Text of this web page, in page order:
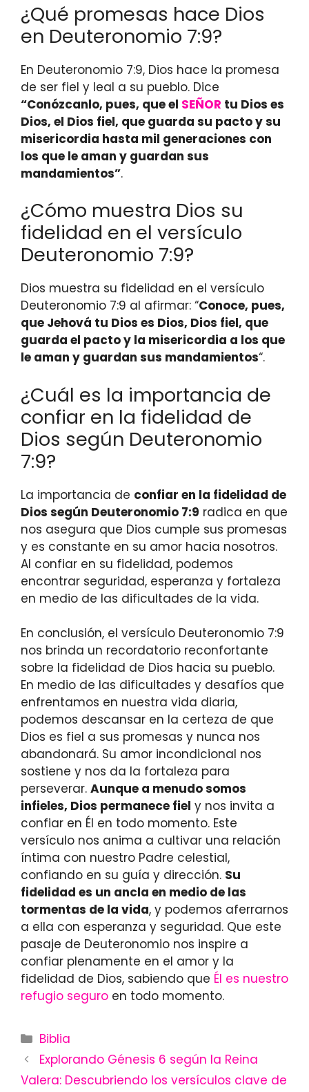
¿Qué promesas hace Dios
en Deuteronomio 7:9?
En Deuteronomio 7:9, Dios hace la promesa
de ser fiel y leal a su pueblo. Dice
“Conózcanlo, pues, que el SEÑOR tu Dios es
Dios, el Dios fiel, que guarda su pacto y su
misericordia hasta mil generaciones con
los que le aman y guardan sus
mandamientos”.
¿Cómo muestra Dios su
fidelidad en el versículo
Deuteronomio 7:9?
Dios muestra su fidelidad en el versículo
Deuteronomio 7:9 al afirmar: “Conoce, pues,
que Jehová tu Dios es Dios, Dios fiel, que
guarda el pacto y la misericordia a los que
le aman y guardan sus mandamientos“.
¿Cuál es la importancia de
confiar en la fidelidad de
Dios según Deuteronomio
7:9?
La importancia de confiar en la fidelidad de
Dios según Deuteronomio 7:9 radica en que
nos asegura que Dios cumple sus promesas
y es constante en su amor hacia nosotros.
Al confiar en su fidelidad, podemos
encontrar seguridad, esperanza y fortaleza
en medio de las dificultades de la vida.
En conclusión, el versículo Deuteronomio 7:9
nos brinda un recordatorio reconfortante
sobre la fidelidad de Dios hacia su pueblo.
En medio de las dificultades y desafíos que
enfrentamos en nuestra vida diaria,
podemos descansar en la certeza de que
Dios es fiel a sus promesas y nunca nos
abandonará. Su amor incondicional nos
sostiene y nos da la fortaleza para
perseverar. Aunque a menudo somos
infieles, Dios permanece fiel y nos invita a
confiar en Él en todo momento. Este
versículo nos anima a cultivar una relación
íntima con nuestro Padre celestial,
confiando en su guía y dirección. Su
fidelidad es un ancla en medio de las
tormentas de la vida, y podemos aferrarnos
a ella con esperanza y seguridad. Que este
pasaje de Deuteronomio nos inspire a
confiar plenamente en el amor y la
fidelidad de Dios, sabiendo que Él es nuestro
refugio seguro en todo momento.
Categories
Biblia
Explorando Génesis 6 según la Reina
Valera: Descubriendo los versículos clave de